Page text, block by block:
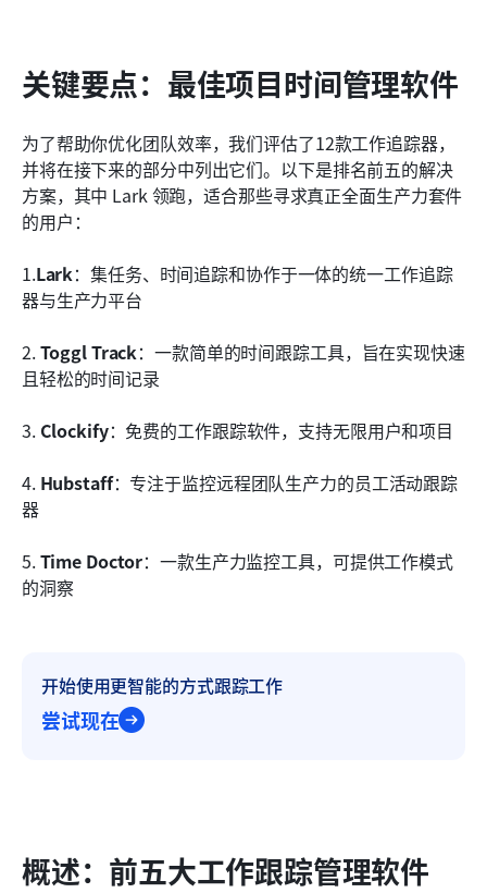
关键要点：最佳项目时间管理软件
为了帮助你优化团队效率，我们评估了12款工作追踪器，
并将在接下来的部分中列出它们。以下是排名前五的解决
方案，其中 Lark 领跑，适合那些寻求真正全面生产力套件
的用户：
1.Lark：集任务、时间追踪和协作于一体的统一工作追踪
器与生产力平台
2. Toggl Track：一款简单的时间跟踪工具，旨在实现快速
且轻松的时间记录
3. Clockify：免费的工作跟踪软件，支持无限用户和项目
4. Hubstaff：专注于监控远程团队生产力的员工活动跟踪
器
5. Time Doctor：一款生产力监控工具，可提供工作模式
的洞察
开始使用更智能的方式跟踪工作
尝试现在
概述：前五大工作跟踪管理软件
相关阅读